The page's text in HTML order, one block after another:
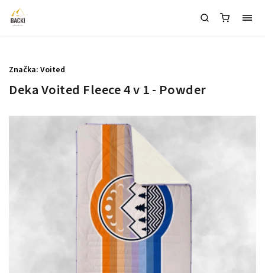
Deka Voited Fleece 4 v 1 - Powder
Značka: Voited